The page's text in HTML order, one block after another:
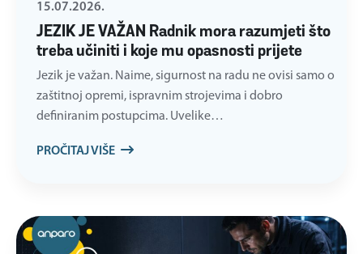
JEZIK JE VAŽAN Radnik mora razumjeti što
treba učiniti i koje mu opasnosti prijete
15.07.2026.
Jezik je važan. Naime, sigurnost na radu ne ovisi samo o
zaštitnoj opremi, ispravnim strojevima i dobro
definiranim postupcima. Uvelike…
PROČITAJ VIŠE